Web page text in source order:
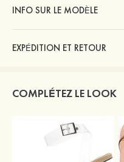
INFO SUR LE MODÈLE
EXPÉDITION ET RETOUR
COMPLÉTEZ LE LOOK